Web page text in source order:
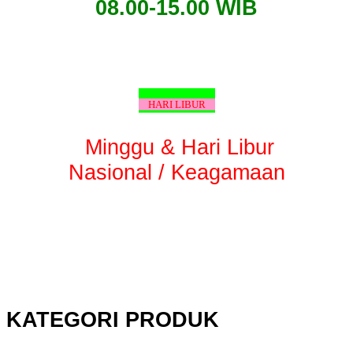
08.00-15.00 WIB
HARI LIBUR
Minggu & Hari Libur
Nasional / Keagamaan
KATEGORI PRODUK